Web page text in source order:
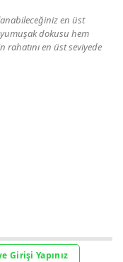
Geri Bildirim
Girişi Yapınız
en üst
dokusu hem
en üst seviyede